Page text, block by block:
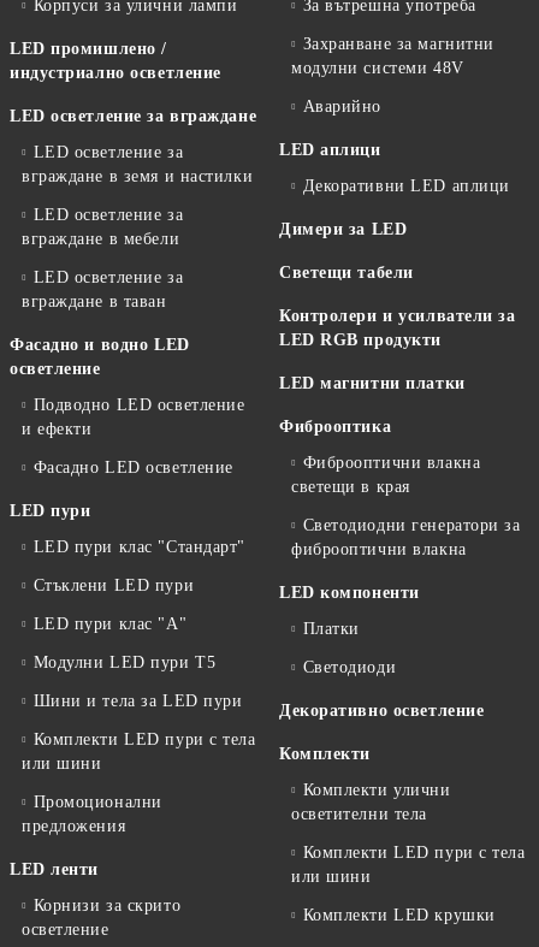
Корпуси за улични лампи
LED промишлено /
индустриално осветление
LED осветление за вграждане
LED осветление за
вграждане в земя и настилки
LED осветление за
вграждане в мебели
LED осветление за
вграждане в таван
Фасадно и водно LED
осветление
Подводно LED осветление
и ефекти
Фасадно LED осветление
LED пури
LED пури клас "Стандарт"
Стъклени LED пури
LED пури клас "А"
Модулни LED пури T5
Шини и тела за LED пури
Комплекти LED пури с тела
или шини
Промоционални
предложения
LED ленти
Корнизи за скрито
осветление
За вътрешна употреба
Захранване за магнитни
модулни системи 48V
Аварийно
LED аплици
Декоративни LED аплици
Димери за LED
Светещи табели
Контролери и усилватели за
LED RGB продукти
LED магнитни платки
Фиброоптика
Фиброоптични влакна
светещи в края
Светодиодни генератори за
фиброоптични влакна
LED компоненти
Платки
Светодиоди
Декоративно осветление
Комплекти
Комплекти улични
осветителни тела
Комплекти LED пури с тела
или шини
Комплекти LED крушки